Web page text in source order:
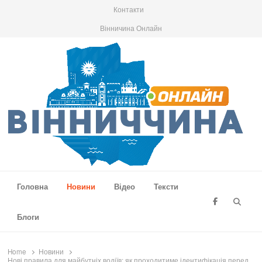
Контакти
Вінничина Онлайн
Головна
Новини Відео Тексти
Блоги
Home
Новини
Нові правила для майбутніх водіїв: як проходитиме ідентифікація перед